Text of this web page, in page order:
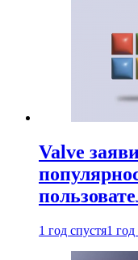
Valve
1 год спустя1 год